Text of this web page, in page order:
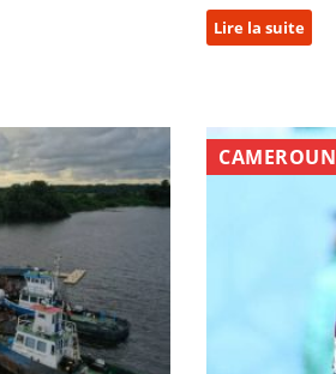
Lire la suite
CAMEROUN